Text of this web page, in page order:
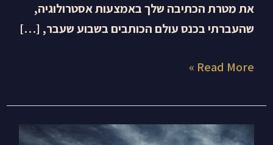
את מטרת הכתיבה שלך באמצעות אסטרולוגיה,
שהעברתי בכנס עולם הכותבים בשבוע שעבר, […]
Read More »